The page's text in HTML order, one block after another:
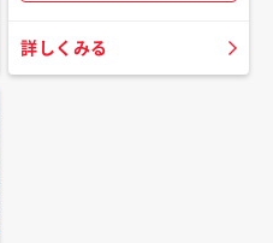
詳しくみる